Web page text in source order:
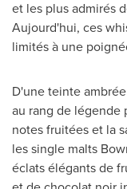
et les plus admirés
Aujourd'hui, ces
limités à une
D'une teinte
au rang de légende
notes fruitées et la
les single malts
éclats élégants de